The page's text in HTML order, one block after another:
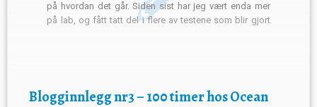
på hvordan det går. Siden sist har jeg vært enda mer
på lab, og fått tatt del i flere av testene som blir gjort
Blogginnlegg nr3 – 100 timer hos Ocean